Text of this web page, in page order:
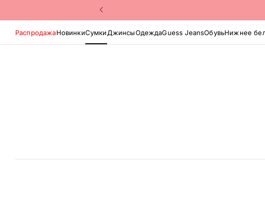
РаспродажаНовинкиСумкиДжинсыОдеждаGuess JeansОбувьНижнее